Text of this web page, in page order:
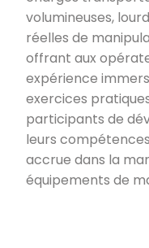
volumineuses,
réelles de
offrant aux
expérience
exercices
participants de
leurs
accrue dans la
équipements de